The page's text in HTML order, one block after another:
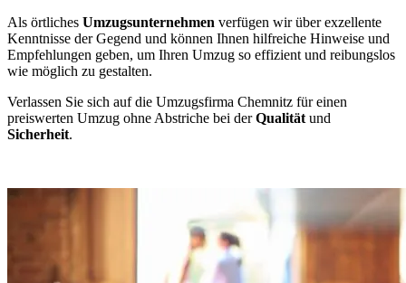
Als örtliches Umzugsunternehmen verfügen wir über exzellente
Kenntnisse der Gegend und können Ihnen hilfreiche Hinweise und
Empfehlungen geben, um Ihren Umzug so effizient und reibungslos
wie möglich zu gestalten.
Verlassen Sie sich auf die Umzugsfirma Chemnitz für einen
preiswerten Umzug ohne Abstriche bei derQualität und
Sicherheit.